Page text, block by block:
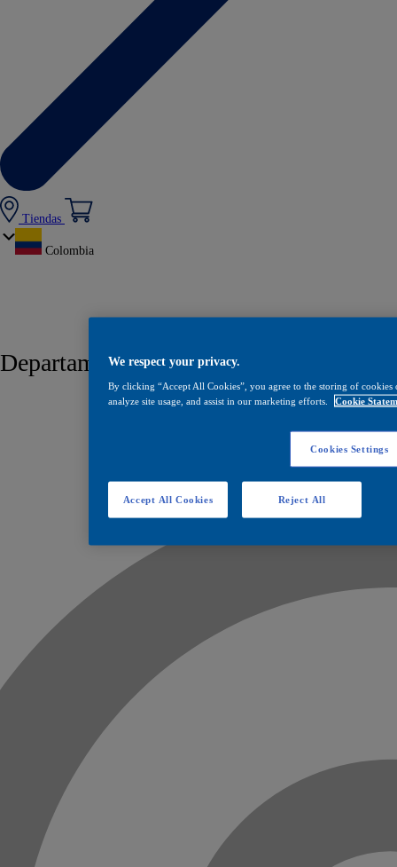
Tiendas
Colombia
Departamento / Ciudad:
We respect your privacy.
By clicking “Accept All Cookies”, you agree to the storing of
analyze site usage, and assist in our marketing efforts.
Cookie
Cookies Settings
Reject All
Accept All Cookies